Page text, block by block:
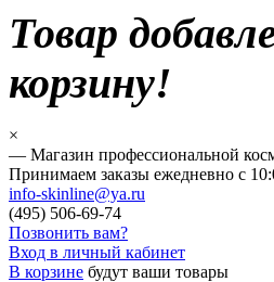
Товар
корзину!
×
— Магазин профессиональной
Принимаем заказы ежедневно с
info-skinline@ya.ru
(495) 506-69-74
Позвонить вам?
Вход в личный кабинет
В корзине будут ваши товары